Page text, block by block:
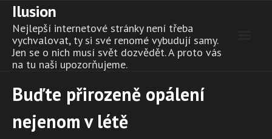
Skip
content
Ilusion
Nejlepší internetové stránky není třeba
vychvalovat, ty si své renomé vybudují samy.
Jen se o nich musí svět dozvědět. A proto vás
na tu naši upozorňujeme.
Buďte přirozeně opálení
nejenom v létě